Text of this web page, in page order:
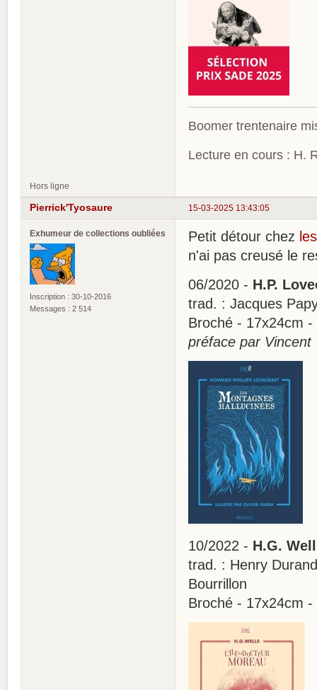
Boomer trentenaire
Lecture en cours : H.
Hors ligne
15-03-2025 13:43:05
Pierrick'Tyosaure
Exhumeur de collections oubliées
Inscription : 30-10-2016
Messages : 2 514
Petit détour chez
n'ai pas creusé le
06/2020 - H.P.
trad. : Jacques
Broché - 17x24cm
préface par Vincent
10/2022 - H.G.
trad. : Henry
Bourrillon
Broché - 17x24cm